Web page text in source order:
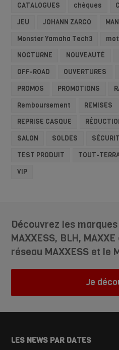
CATALOGUES
chèques
JEU
JOHANN ZARCO
Monster Yamaha Tech3
NOCTURNE
NOUVEAUTÉ
OFF-ROAD
OUVERTURES
PROMOS
PROMOTIONS
Remboursement
REMISES
REPRISE CASQUE
SALON
SOLDES
TEST PRODUIT
TOUT-
VIP
Découvrez les
MAXXESS, BLH,
réseau MAXXESS et le
Je
LES NEWS PAR DATES